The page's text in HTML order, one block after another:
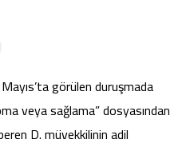
görülen duruşmada
veya sağlama” dosyasından
D. müvekkilinin adil